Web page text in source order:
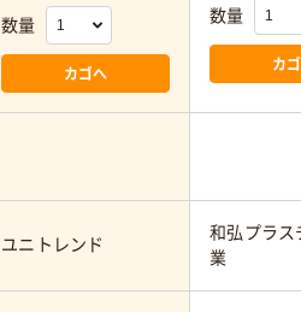
数量
カゴへ
数量
カ
ユニトレンド
和弘プラス
業